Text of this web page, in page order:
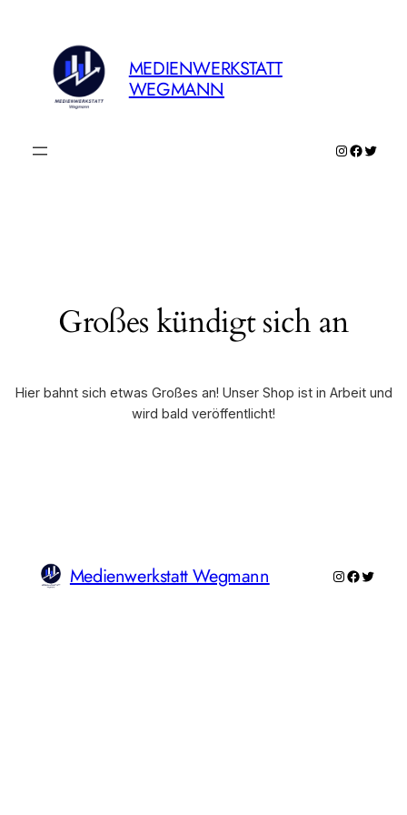
MEDIENWERKSTATT
WEGMANN
Instagram
Großes kündigt sich an
Hier bahnt sich etwas Großes an! Unser Shop ist in Arbeit und
wird bald veröffentlicht!
Medienwerkstatt Wegmann Instagram